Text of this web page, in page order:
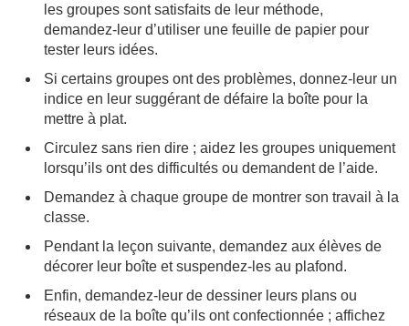
les groupes sont satisfaits de leur méthode,
demandez-leur d’utiliser une feuille de papier pour
tester leurs idées.
Si certains groupes ont des problèmes, donnez-leur un
indice en leur suggérant de défaire la boîte pour la
mettre à plat.
Circulez sans rien dire ; aidez les groupes uniquement
lorsqu’ils ont des difficultés ou demandent de l’aide.
Demandez à chaque groupe de montrer son travail à la
classe.
Pendant la leçon suivante, demandez aux élèves de
décorer leur boîte et suspendez-les au plafond.
Enfin, demandez-leur de dessiner leurs plans ou
réseaux de la boîte qu’ils ont confectionnée ; affichez